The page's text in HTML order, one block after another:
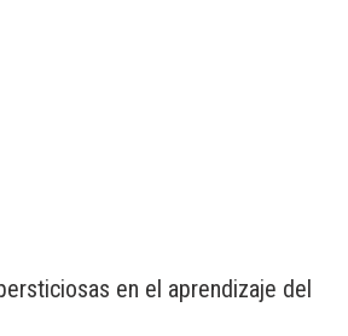
en el aprendizaje del